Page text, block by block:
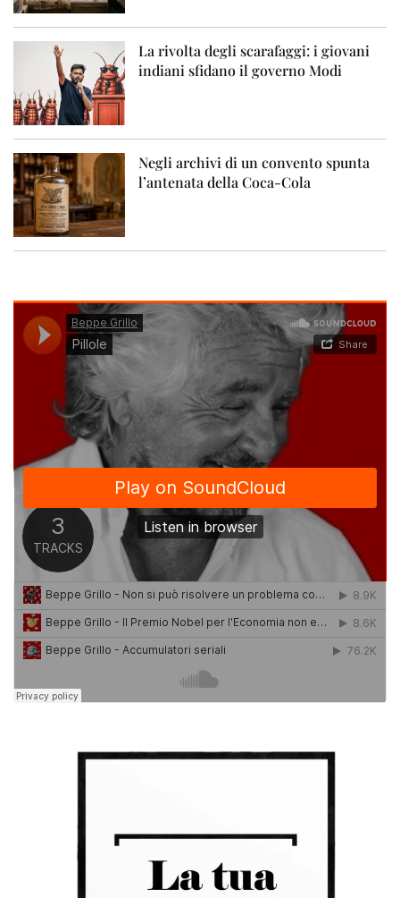
La rivolta degli scarafaggi: i giovani
indiani sfidano il governo Modi
Negli archivi di un convento spunta
l’antenata della Coca-Cola